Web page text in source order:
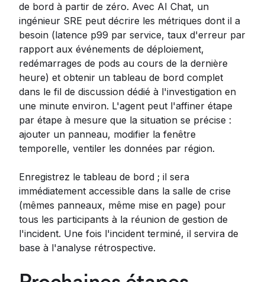
de bord à partir de zéro. Avec AI Chat, un
ingénieur SRE peut décrire les métriques dont il a
besoin (latence p99 par service, taux d'erreur par
rapport aux événements de déploiement,
redémarrages de pods au cours de la dernière
heure) et obtenir un tableau de bord complet
dans le fil de discussion dédié à l'investigation en
une minute environ. L'agent peut l'affiner étape
par étape à mesure que la situation se précise :
ajouter un panneau, modifier la fenêtre
temporelle, ventiler les données par région.
Enregistrez le tableau de bord ; il sera
immédiatement accessible dans la salle de crise
(mêmes panneaux, même mise en page) pour
tous les participants à la réunion de gestion de
l'incident. Une fois l'incident terminé, il servira de
base à l'analyse rétrospective.